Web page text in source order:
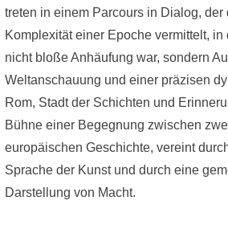
treten in einem Parcours in Dialog,
Komplexität einer Epoche vermittelt, in
nicht bloße Anhäufung war, sondern
Weltanschauung und einer präzisen
Rom, Stadt der Schichten und
Bühne einer Begegnung zwischen
europäischen Geschichte, vereint
Sprache der Kunst und durch eine
Darstellung von Macht.